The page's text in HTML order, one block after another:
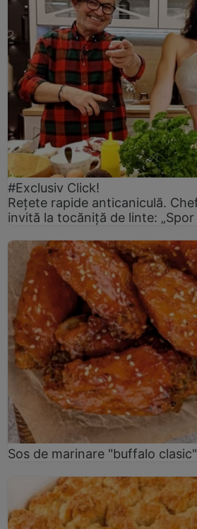
#Exclusiv Click!
Rețete rapide anticaniculă.
invită la tocăniță de linte: „Spor
Sos de marinare "buffalo clasic"